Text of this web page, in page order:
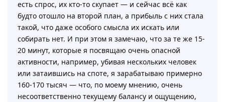
есть спрос, их кто-то скупает — и сейчас всё как
будто отошло на второй план, а прибыль с них стала
такой, что даже особого смысла их искать или
собирать нет. И при этом я замечаю, что за те же 15-
20 минут, которые я посвящаю очень опасной
активности, например, убивая нескольких человек
или затаившись на споте, я зарабатываю примерно
160-170 тысяч — что, по моему мнению, очень
несоответственно текущему балансу и ощущению,